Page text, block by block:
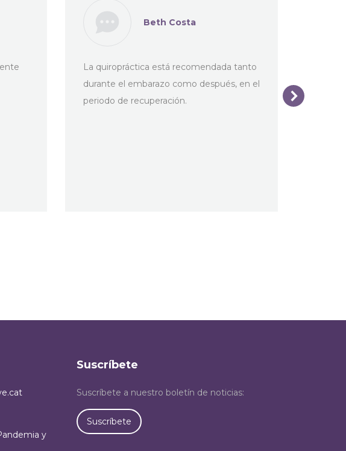
Beth Costa
La quiropráctica está recomendada tanto
durante el embarazo como después, en el
periodo de recuperación.
y
Suscríbete
Suscríbete a nuestro boletín de noticias:
Suscríbete